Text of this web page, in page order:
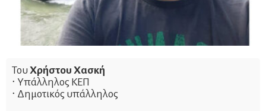
Του Χρήστου Χασκή
∙ Υπάλληλος ΚΕΠ
∙ Δημοτικός υπάλληλος